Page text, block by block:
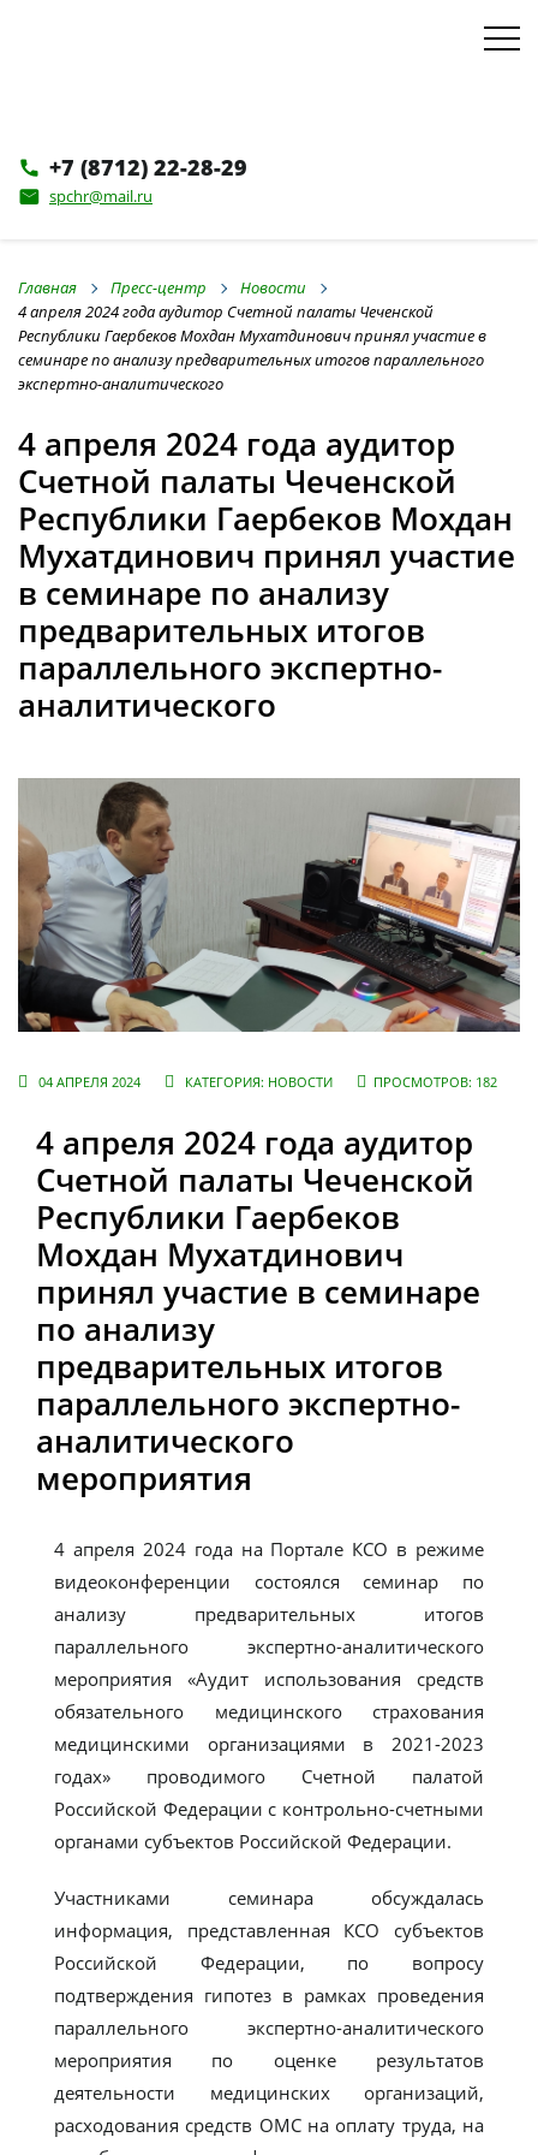
phone +7 (8712) 22-28-29
email spchr@mail.ru
Главная Пресс-центр
Новости
4 апреля 2024 года аудитор Счетной палаты Чеченской
Республики Гаербеков Мохдан Мухатдинович принял участие в
семинаре по анализу предварительных итогов параллельного
экспертно-аналитического
4 апреля 2024 года аудитор
Счетной палаты Чеченской
Республики Гаербеков Мохдан
Мухатдинович принял участие
в семинаре по анализу
предварительных итогов
параллельного экспертно-
аналитического
04 АПРЕЛЯ 2024 КАТЕГОРИЯ: НОВОСТИ ПРОСМОТРОВ: 182
4 апреля 2024 года аудитор
Счетной палаты Чеченской
Республики Гаербеков
Мохдан Мухатдинович
принял участие в семинаре
по анализу
предварительных итогов
параллельного экспертно-
аналитического
мероприятия
4 апреля 2024 года на Портале КСО в режиме
видеоконференции состоялся семинар по
анализу предварительных итогов
параллельного экспертно-аналитического
мероприятия «Аудит использования средств
обязательного медицинского страхования
медицинскими организациями в 2021-2023
годах» проводимого Счетной палатой
Российской Федерации с контрольно-счетными
органами субъектов Российской Федерации.
Участниками семинара обсуждалась
информация, представленная КСО субъектов
Российской Федерации, по вопросу
подтверждения гипотез в рамках проведения
параллельного экспертно-аналитического
мероприятия по оценке результатов
деятельности медицинских организаций,
расходования средств ОМС на оплату труда, на